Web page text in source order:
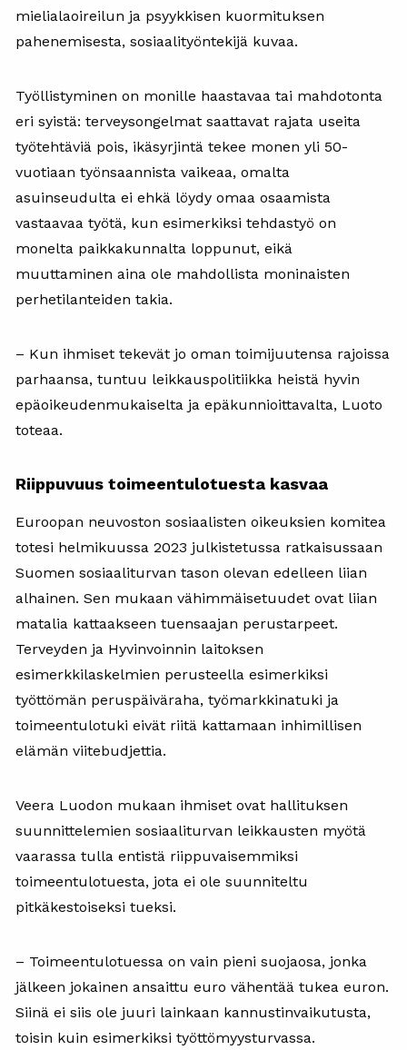
mielialaoireilun ja psyykkisen kuormituksen
pahenemisesta, sosiaalityöntekijä kuvaa.
Työllistyminen on monille haastavaa tai mahdotonta
eri syistä: terveysongelmat saattavat rajata useita
työtehtäviä pois, ikäsyrjintä tekee monen yli 50-
vuotiaan työnsaannista vaikeaa, omalta
asuinseudulta ei ehkä löydy omaa osaamista
vastaavaa työtä, kun esimerkiksi tehdastyö on
monelta paikkakunnalta loppunut, eikä
muuttaminen aina ole mahdollista moninaisten
perhetilanteiden takia.
– Kun ihmiset tekevät jo oman toimijuutensa rajoissa
parhaansa, tuntuu leikkauspolitiikka heistä hyvin
epäoikeudenmukaiselta ja epäkunnioittavalta, Luoto
toteaa.
Riippuvuus toimeentulotuesta kasvaa
Euroopan neuvoston sosiaalisten oikeuksien komitea
totesi helmikuussa 2023 julkistetussa ratkaisussaan
Suomen sosiaaliturvan tason olevan edelleen liian
alhainen. Sen mukaan vähimmäisetuudet ovat liian
matalia kattaakseen tuensaajan perustarpeet.
Terveyden ja Hyvinvoinnin laitoksen
esimerkkilaskelmien perusteella esimerkiksi
työttömän peruspäiväraha, työmarkkinatuki ja
toimeentulotuki eivät riitä kattamaan inhimillisen
elämän viitebudjettia.
Veera Luodon mukaan ihmiset ovat hallituksen
suunnittelemien sosiaaliturvan leikkausten myötä
vaarassa tulla entistä riippuvaisemmiksi
toimeentulotuesta, jota ei ole suunniteltu
pitkäkestoiseksi tueksi.
– Toimeentulotuessa on vain pieni suojaosa, jonka
jälkeen jokainen ansaittu euro vähentää tukea euron.
Siinä ei siis ole juuri lainkaan kannustinvaikutusta,
toisin kuin esimerkiksi työttömyysturvassa.